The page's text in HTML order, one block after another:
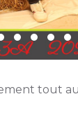
tout